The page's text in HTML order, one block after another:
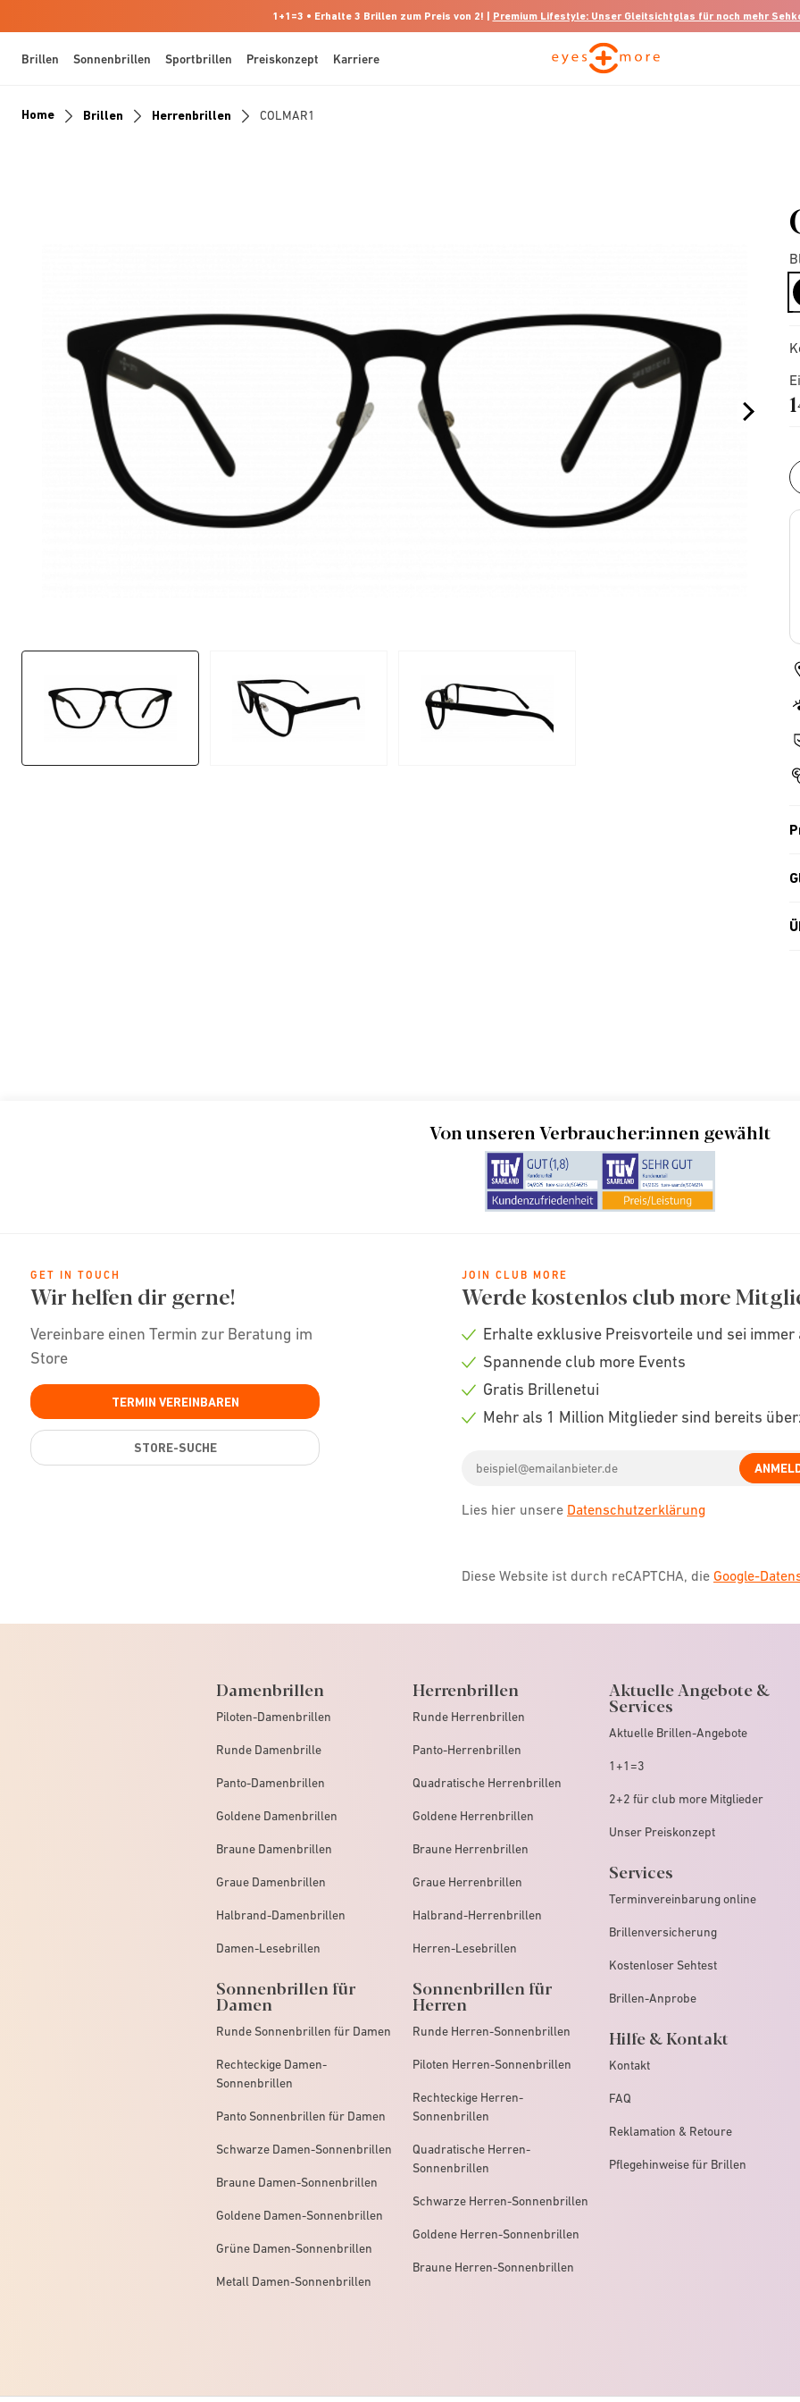
1+1=3 • Erhalte 3 Brillen zum Preis von 2! | Premium Lifestyle: Unser Gleitsichtglas für noch mehr
Brillen Sonnenbrillen Sportbrillen Preiskonzept Karriere
Home Brillen Herrenbrillen COLMAR1
Von unseren Verbraucher:innen gewählt
GET IN TOUCH
Wir helfen dir gerne!
Vereinbare einen Termin zur Beratung im
Store
TERMIN VEREINBAREN
STORE-SUCHE
JOIN CLUB MORE
Werde kostenlos club more
Check
Erhalte exklusive Preisvorteile und sei
Check
Spannende club more Events
Check
Gratis Brillenetui
Mehr als 1 Million Mitglieder sind bereits
address
Lies hier unsere Datenschutzerklärung
Diese Website ist durch reCAPTCHA, die Google-
Damenbrillen
Piloten-Damenbrillen
Runde Damenbrille
Panto-Damenbrillen
Goldene Damenbrillen
Braune Damenbrillen
Graue Damenbrillen
Halbrand-Damenbrillen
Damen-Lesebrillen
Sonnenbrillen für
Damen
Runde Sonnenbrillen für Damen
Rechteckige Damen-
Sonnenbrillen
Panto Sonnenbrillen für Damen
Schwarze Damen-Sonnenbrillen
Braune Damen-Sonnenbrillen
Goldene Damen-Sonnenbrillen
Grüne Damen-Sonnenbrillen
Metall Damen-Sonnenbrillen
Herrenbrillen
Runde Herrenbrillen
Panto-Herrenbrillen
Quadratische Herrenbrillen
Goldene Herrenbrillen
Braune Herrenbrillen
Graue Herrenbrillen
Halbrand-Herrenbrillen
Herren-Lesebrillen
Sonnenbrillen für
Herren
Runde Herren-Sonnenbrillen
Piloten Herren-Sonnenbrillen
Rechteckige Herren-
Sonnenbrillen
Quadratische Herren-
Sonnenbrillen
Schwarze Herren-Sonnenbrillen
Goldene Herren-Sonnenbrillen
Braune Herren-Sonnenbrillen
Aktuelle Angebote &
Services
Aktuelle Brillen-Angebote
1+1=3
2+2 für club more Mitglieder
Unser Preiskonzept
Services
Terminvereinbarung online
Brillenversicherung
Kostenloser Sehtest
Brillen-Anprobe
Hilfe & Kontakt
Kontakt
FAQ
Reklamation & Retoure
Pflegehinweise für Brillen